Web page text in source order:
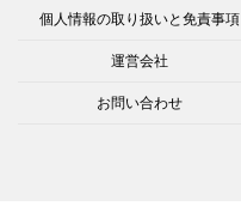
個人情報の取り扱いと免責事項
運営会社
お問い合わせ